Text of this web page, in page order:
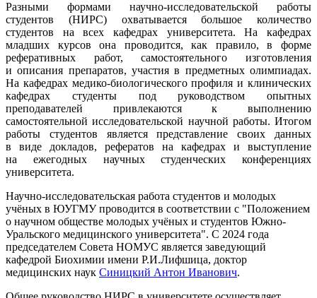
Разными формами научно-исследовательской работы
студентов (НИРС) охватывается большое количество
студентов на всех кафедрах университета. На кафедрах
младших курсов она проводится, как правило, в форме
реферативных работ, самостоятельного изготовления
и описания препаратов, участия в предметных олимпиадах.
На кафедрах медико-биологическогопрофиля и клинических
кафедрах студенты под руководством опытных
преподавателей привлекаются к выполнению
самостоятельной исследовательской научной работы. Итогом
работы студентов является представление своих данных
в виде докладов, рефератов на кафедрах и выступление
на ежегодных научных студенческих конференциях
университета.
Научно-исследовательская работа студентов и молодых
учёных в ЮУГМУ проводится в соответствии с "Положением
о научном обществе молодых учёных и студентов Южно-
Уральского медицинского университета". С 2024 года
председателем Совета НОМУС является заведующий
кафедрой Биохимии имени Р.И.Лифшица, доктор
медицинских наук Синицкий Антон Иванович.